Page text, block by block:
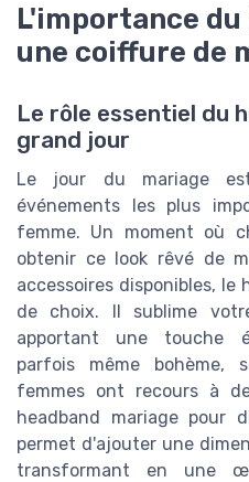
L'importance du
une coiffure de
Le rôle essentiel du
grand jour
Le jour du mariage
événements les plus
femme. Un moment où
obtenir ce look rêvé de
accessoires disponibles, le
de choix. Il sublime
apportant une touche
parfois même bohème,
femmes ont recours à
headband mariage pour
permet d'ajouter une
transformant en une